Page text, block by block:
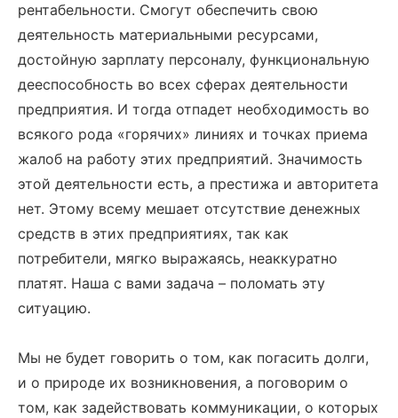
рентабельности. Смогут обеспечить свою
деятельность материальными ресурсами,
достойную зарплату персоналу, функциональную
дееспособность во всех сферах деятельности
предприятия. И тогда отпадет необходимость во
всякого рода «горячих» линиях и точках приема
жалоб на работу этих предприятий. Значимость
этой деятельности есть, а престижа и авторитета
нет. Этому всему мешает отсутствие денежных
средств в этих предприятиях, так как
потребители, мягко выражаясь, неаккуратно
платят. Наша с вами задача – поломать эту
ситуацию.
Мы не будет говорить о том, как погасить долги,
и о природе их возникновения, а поговорим о
том, как задействовать коммуникации, о которых